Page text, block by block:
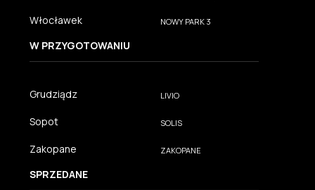
Włocławek NOWY PARK 3
W PRZYGOTOWANIU
Grudziądz LIVIO
Sopot SOLIS
Zakopane ZAKOPANE
SPRZEDANE